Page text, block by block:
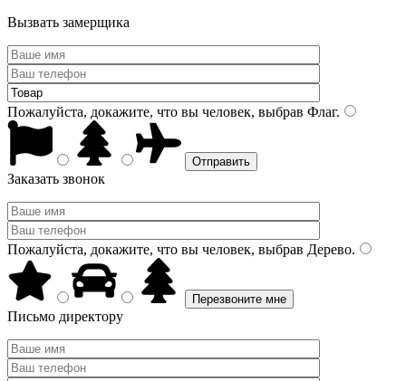
Вызвать замерщика
Пожалуйста, докажите, что вы человек, выбрав Флаг.
Заказать звонок
Пожалуйста, докажите, что вы человек, выбрав Дерево.
Письмо директору